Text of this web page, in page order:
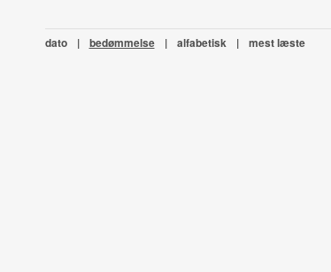
dato | bedømmelse | alfabetisk | mest læste